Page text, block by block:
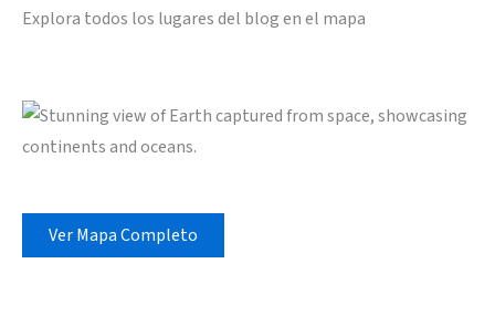
Explora todos los lugares del blog en el mapa
Ver Mapa Completo